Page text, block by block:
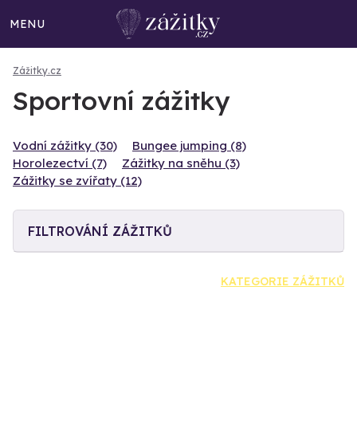
MENU
Zážitky.cz
Sportovní zážitky
Vodní zážitky (30)
Bungee jumping (8)
Horolezectví (7)
Zážitky na sněhu (3)
Zážitky se zvířaty (12)
FILTROVÁNÍ ZÁŽITKŮ
KATEGORIE ZÁŽITKŮ